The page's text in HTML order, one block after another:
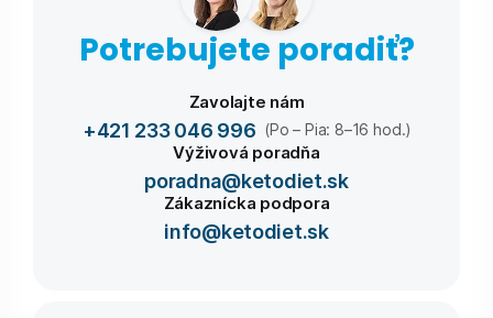
Potrebujete poradiť?
Zavolajte nám
+421 233 046 996 (Po – Pia: 8–16 hod.)
Výživová poradňa
poradna@ketodiet.sk
Zákaznícka podpora
info@ketodiet.sk